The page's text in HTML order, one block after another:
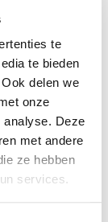
te
te bieden
delen we
onze
analyse. Deze
met andere
ze hebben
services.
van 5-
je bod